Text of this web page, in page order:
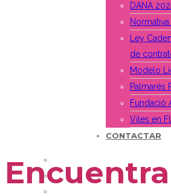
DANA
Normativa
Ley
de
Modelo
Palmarés
Fundació
Viles en
CONTACTAR
Organigrama
Encuentra